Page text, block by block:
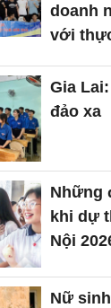
doanh
với
Gia
đảo xa
Những
khi dự
Nội
Nữ